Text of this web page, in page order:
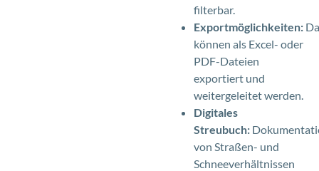
filterbar.
Exportmöglichkeiten:
können als Excel- oder
PDF-Dateien
exportiert und
weitergeleitet werden.
Digitales
Streubuch:
von Straßen- und
Schneeverhältnissen